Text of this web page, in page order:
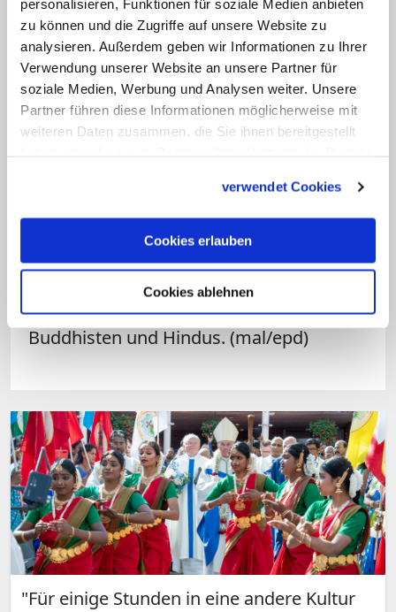
personalisieren, Funktionen für soziale Medien anbieten
zu können und die Zugriffe auf unsere Website zu
analysieren. Außerdem geben wir Informationen zu Ihrer
Verwendung unserer Website an unsere Partner für
soziale Medien, Werbung und Analysen weiter. Unsere
Partner führen diese Informationen möglicherweise mit
weiteren Daten zusammen, die Sie ihnen bereitgestellt
verwendet Cookies
Cookies erlauben
Cookies ablehnen
Himmelfahrt stattfindet. Dort wird das
wundertätige Bild Unserer Lieben Frau
von Mahdu verehrt, von dem
angenommen wird, dass es so alt ist wie
die Anfänge der Evangelisierung Sri
Die gekrönte und prächtig gekleidete
erinnern. Mehrere 100.000 Menschen
nehmen alljährlich daran teil, darunter
nicht nur Katholiken und Christen
anderer Konfessionen, sondern auch
Buddhisten und Hindus. (mal/epd)
"Für einige Stunden in eine andere Kultur